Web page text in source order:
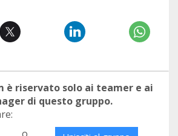
è riservato solo ai teamer e ai
di questo gruppo.